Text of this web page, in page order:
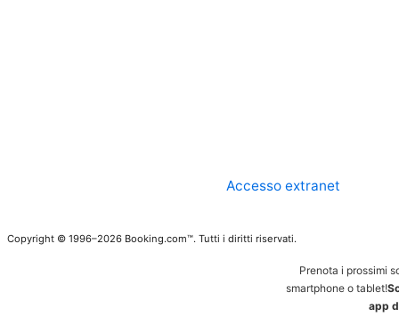
Accesso extranet
Copyright © 1996–2026 Booking.com™. Tutti i diritti riservati.
Prenota i prossimi
smartphone o tablet!
app